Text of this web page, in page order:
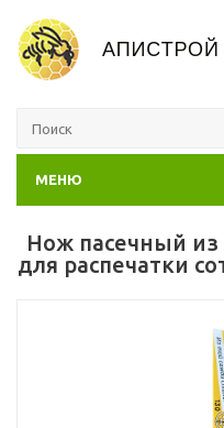
МЕНЮ
Нож пасечный
для распечатки